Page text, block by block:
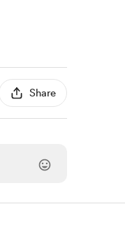
Share